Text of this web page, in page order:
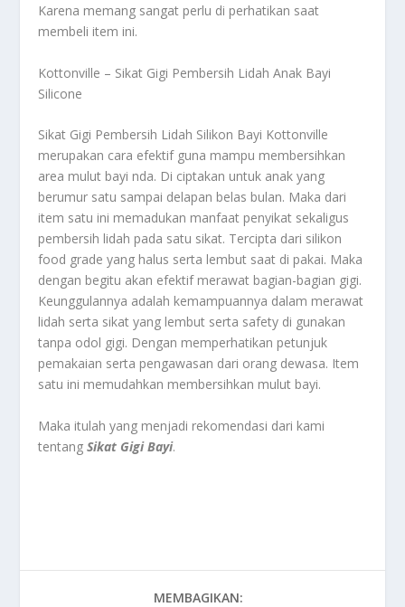
Karena memang sangat perlu di perhatikan saat
membeli item ini.
Kottonville – Sikat Gigi Pembersih Lidah Anak Bayi
Silicone
Sikat Gigi Pembersih Lidah Silikon Bayi Kottonville
merupakan cara efektif guna mampu membersihkan
area mulut bayi nda. Di ciptakan untuk anak yang
berumur satu sampai delapan belas bulan. Maka dari
item satu ini memadukan manfaat penyikat sekaligus
pembersih lidah pada satu sikat. Tercipta dari silikon
food grade yang halus serta lembut saat di pakai. Maka
dengan begitu akan efektif merawat bagian-bagian gigi.
Keunggulannya adalah kemampuannya dalam merawat
lidah serta sikat yang lembut serta safety di gunakan
tanpa odol gigi. Dengan memperhatikan petunjuk
pemakaian serta pengawasan dari orang dewasa. Item
satu ini memudahkan membersihkan mulut bayi.
Maka itulah yang menjadi rekomendasi dari kami
tentangSikat Gigi Bayi.
MEMBAGIKAN: